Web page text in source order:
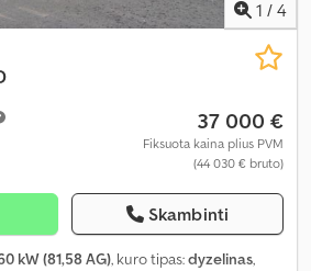
1 / 4
37 000 €
Fiksuota kaina plius PVM
(44 030 € bruto)
Skambinti
kW (81,58 AG), kuro tipas:dyzelinas,